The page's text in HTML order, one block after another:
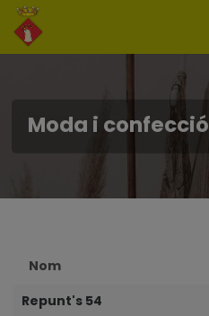
Moda i confecció
Nom
Repunt's 54